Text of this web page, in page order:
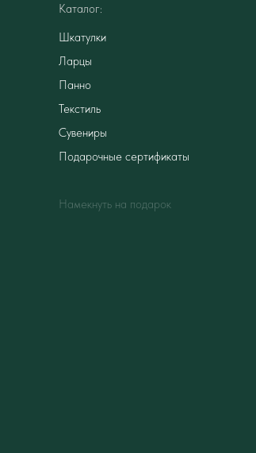
Каталог:
Шкатулки
Ларцы
Панно
Текстиль
Сувениры
Подарочные сертификаты
Намекнуть на подарок